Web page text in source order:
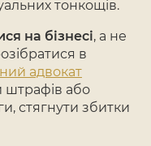
тонкощів.
на бізнесі, а не
в
адвокат
штрафів або
стягнути збитки